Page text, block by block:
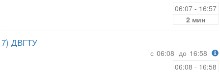
06:07 - 16:57
2 мин
7) ДВГТУ
с 06:08 до 16:58
06:08 - 16:58